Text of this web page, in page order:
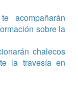
acompañarán
sobre la
chalecos
la travesía en